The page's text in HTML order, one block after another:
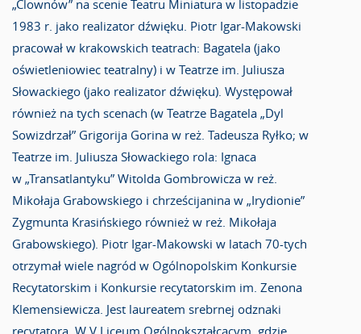
„Clownów” na scenie Teatru Miniatura w listopadzie
1983 r. jako realizator dźwięku. Piotr Igar-Makowski
pracował w krakowskich teatrach: Bagatela (jako
oświetleniowiec teatralny) i w Teatrze im. Juliusza
Słowackiego (jako realizator dźwięku). Występował
również na tych scenach (w Teatrze Bagatela „Dyl
Sowizdrzał” Grigorija Gorina w reż. Tadeusza Ryłko; w
Teatrze im. Juliusza Słowackiego rola: Ignaca
w „Transatlantyku” Witolda Gombrowicza w reż.
Mikołaja Grabowskiego i chrześcijanina w „Irydionie”
Zygmunta Krasińskiego również w reż. Mikołaja
Grabowskiego). Piotr Igar-Makowski w latach 70-tych
otrzymał wiele nagród w Ogólnopolskim Konkursie
Recytatorskim i Konkursie recytatorskim im. Zenona
Klemensiewicza. Jest laureatem srebrnej odznaki
recytatora. W V Liceum Ogólnokształcącym, gdzie